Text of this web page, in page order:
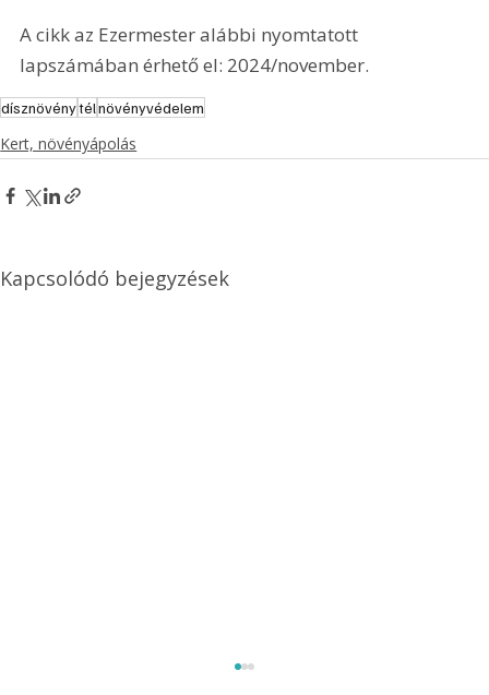
A cikk az Ezermester alábbi nyomtatott
lapszámában érhető el: 2024/november.
dísznövénytélnövényvédelem
Kert, növényápolás
Kapcsolódó bejegyzések